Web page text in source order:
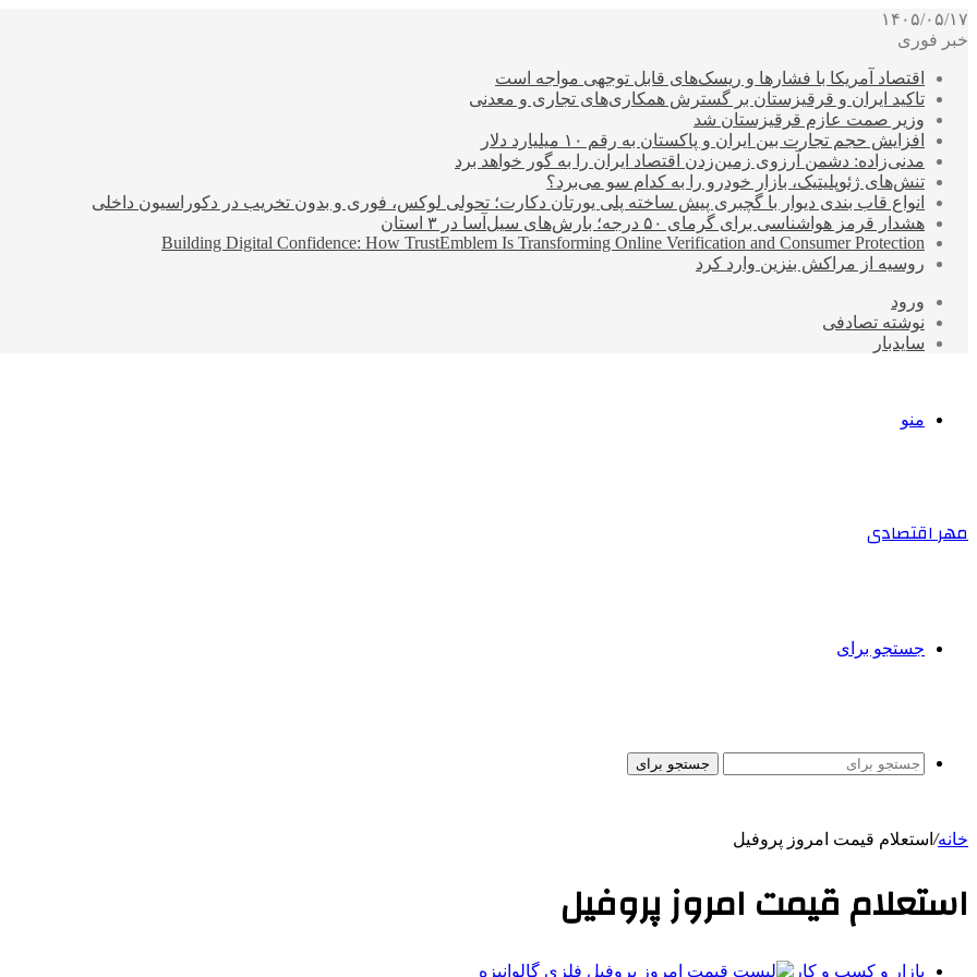
۱۴۰۵/۰۵/۱۷
خبر فوری
اقتصاد آمریکا با فشارها و ریسک‌های قابل توجهی مواجه است
تاکید ایران و قرقیزستان بر گسترش همکاری‌های تجاری و معدنی
وزیر صمت عازم قرقیزستان شد
افزایش حجم تجارت بین ایران و پاکستان به رقم ۱۰ میلیارد دلار
مدنی‌زاده: دشمن آرزوی زمین‌زدن اقتصاد ایران را به گور خواهد برد
تنش‌های ژئوپلیتیک، بازار خودرو را به کدام سو می‌برد؟
انواع قاب بندی دیوار با گچبری پیش ساخته پلی یورتان دکارت؛ تحولی لوکس، فوری و بدون تخریب در دکوراسیون داخلی
هشدار قرمز هواشناسی برای گرمای ۵۰ درجه؛ بارش‌های سیل‌آسا در ۳ استان
Building Digital Confidence: How TrustEmblem Is Transforming Online Verification and Consumer Protection
روسیه از مراکش بنزین وارد کرد
ورود
نوشته تصادفی
سایدبار
منو
مهر اقتصادی
جستجو برای
جستجو برای
خانه/ استعلام قیمت امروز پروفیل
استعلام قیمت امروز پروفیل
بازار و کسب و کار